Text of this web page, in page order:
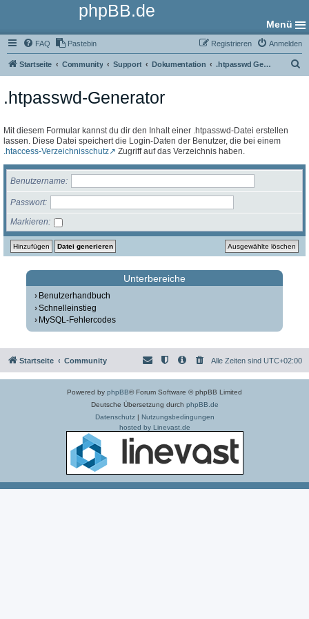
phpBB.de
Menü
FAQ Pastebin Anmelden
Registrieren
Startseite Community Support Dokumentation .htpasswd Generator
.htpasswd-Generator
Mit diesem Formular kannst du dir den Inhalt einer .htpasswd-Datei erstellen
lassen. Diese Datei speichert die Login-Daten der Benutzer, die bei einem
.htaccess-Verzeichnisschutz
Zugriff auf das Verzeichnis haben.
Benutzername
Passwort
Markieren
Unterbereiche
Benutzerhandbuch
Schnelleinstieg
MySQL-Fehlercodes
Startseite Community Alle Zeiten sind UTC+02:00
Powered by phpBB® Forum Software © phpBB Limited
Deutsche Übersetzung durch phpBB.de
Datenschutz|
Nutzungsbedingungen
hosted by Linevast.de